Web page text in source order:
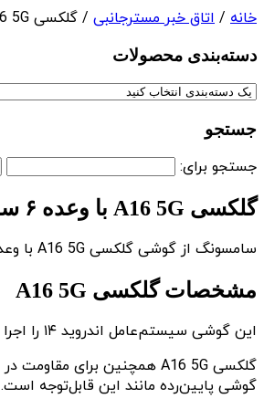
خانه / اتاق خبر مسترجانبی / گلکسی A16 5G با وعده ۶ سال آپدیت نرم‌افزاری معرفی شد
دسته‌بندی‌ محصولات
جستجو
جستجو برای:
گلکسی A16 5G با وعده ۶ سال آپدیت نرم‌افزاری معرفی شد
سامسونگ از گوشی گلکسی A16 5G با وعده ۶ سال آپدیت نرم‌افزاری رونمایی کرد. این گوشی اکنون در وب‌سایت سامسونگ در هلند لیست شده است.
مشخصات گلکسی A16 5G
این گوشی سیستم‌عامل اندروید ۱۴ را اجرا می‌کند و قرار است تا اندروید ۲۰ یا هر نسخه‌ای از اندروید را که در سال ۲۰۳۰ عرضه می‌شود، دریافت کند.
گوشی پایین‌رده مانند این قابل‌توجه است.